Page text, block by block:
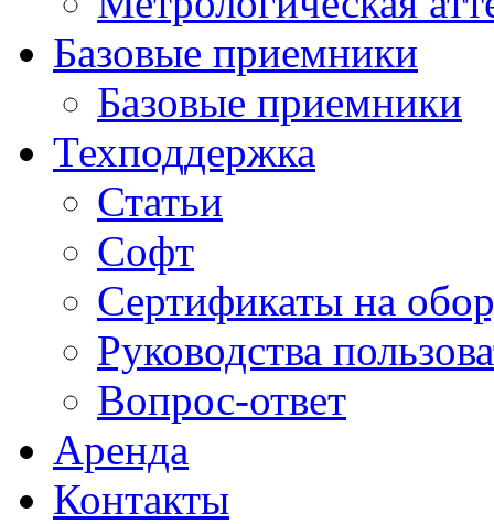
Базовые приемники
Базовые приемники
Техподдержка
Статьи
Софт
Сертификаты на
Руководства
Вопрос-ответ
Аренда
Контакты